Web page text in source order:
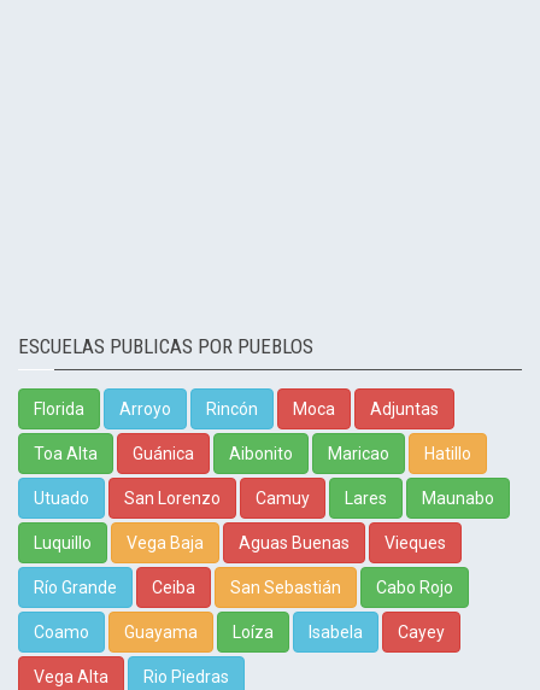
ESCUELAS PUBLICAS POR PUEBLOS
Florida Arroyo Rincón Moca Adjuntas
Toa Alta Guánica Aibonito Maricao Hatillo
Utuado San Lorenzo Camuy Lares Maunabo
Luquillo Vega Baja Aguas Buenas Vieques
Río Grande Ceiba San Sebastián Cabo Rojo
Coamo Guayama Loíza Isabela Cayey
Vega Alta Rio Piedras